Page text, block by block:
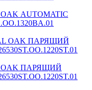
AUTOMATIC
OAK ПАРЯЩИЙ